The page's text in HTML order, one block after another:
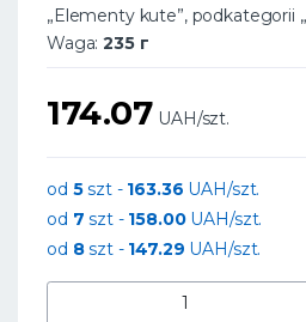
„Elementy kute”, podkategorii
Waga:235 г
174.07 UAH/szt.
od 5szt - 163.36 UAH/szt.
od 7 szt - 158.00UAH/szt.
od 8szt - 147.29 UAH/szt.